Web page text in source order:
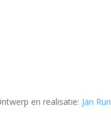
en realisatie: Jan